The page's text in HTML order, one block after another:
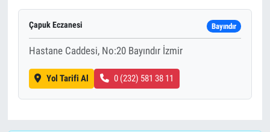
Çapuk Eczanesi Bayındır
Hastane Caddesi, No:20 Bayındır İzmir
Yol Tarifi Al 0 (232) 581 38 11